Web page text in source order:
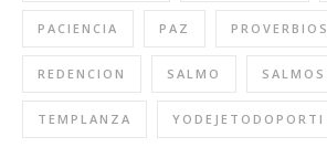
PACIENCIA PAZ PROVERBIOS
REDENCION SALMO SALMOS
TEMPLANZA YODEJETODOPORTI